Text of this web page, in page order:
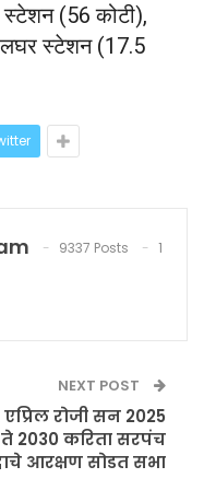
(56 कोटी),
स्टेशन (17.5
9337 Posts
1
NEXT POST
एप्रिल रोजी सन 2025
ते 2030 करिता सरपंच
आरक्षण सोडत सभा